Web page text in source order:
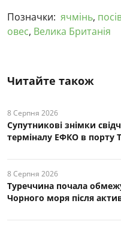
Позначки: ячмінь,
овес, Велика Британія
Читайте також
8 Серпня 2026
Супутникові знімки
терміналу ЕФКО в порту
8 Серпня 2026
Туреччина почала
Чорного моря після